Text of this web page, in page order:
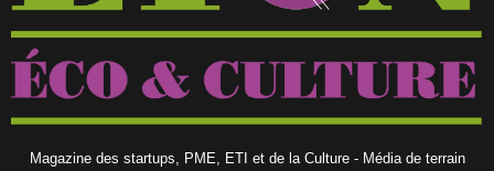
Magazine des startups, PME, ETI et de la Culture - Média de terrain